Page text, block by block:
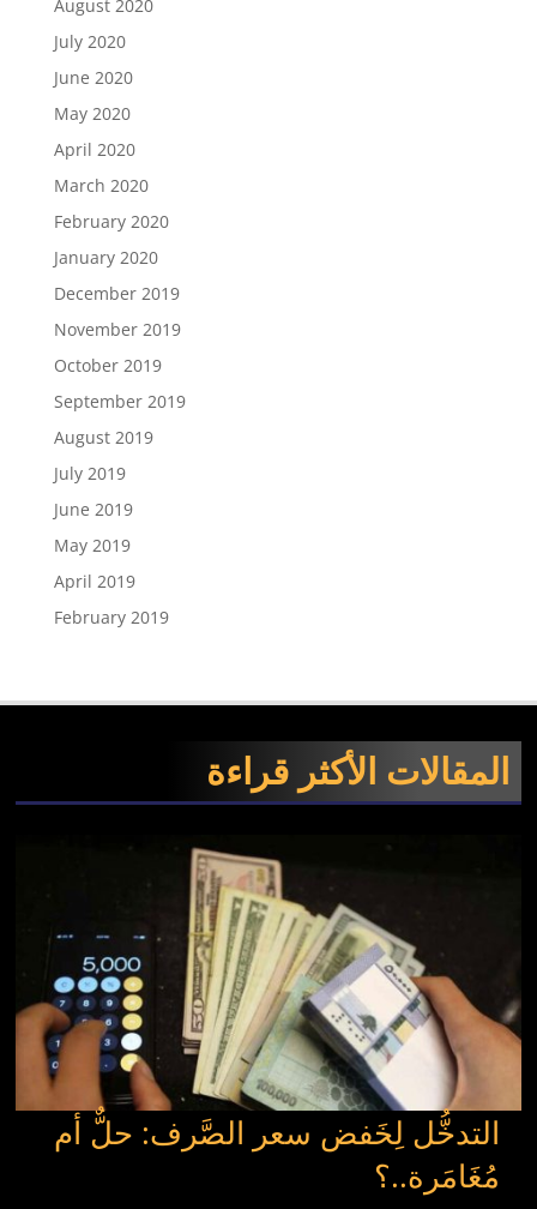
August 2020
July 2020
June 2020
May 2020
April 2020
March 2020
February 2020
January 2020
December 2019
November 2019
October 2019
September 2019
August 2019
July 2019
June 2019
May 2019
April 2019
February 2019
المقالات الأكثر قراءة
التدخُّل لِخَفض سعر الصَّرف: حلٌّ أم
مُغَامَرة..؟